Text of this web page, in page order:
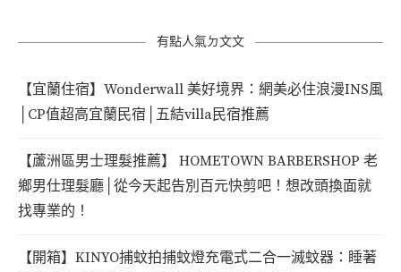
有點人氣ㄉ文文
【宜蘭住宿】Wonderwall 美好境界：網美必住浪漫INS風
│CP值超高宜蘭民宿│五結villa民宿推薦
【蘆洲區男士理髮推薦】 HOMETOWN BARBERSHOP 老
鄉男仕理髮廳│從今天起告別百元快剪吧！想改頭換面就
找專業的！
【開箱】KINYO捕蚊拍捕蚊燈充電式二合一滅蚊器：睡著